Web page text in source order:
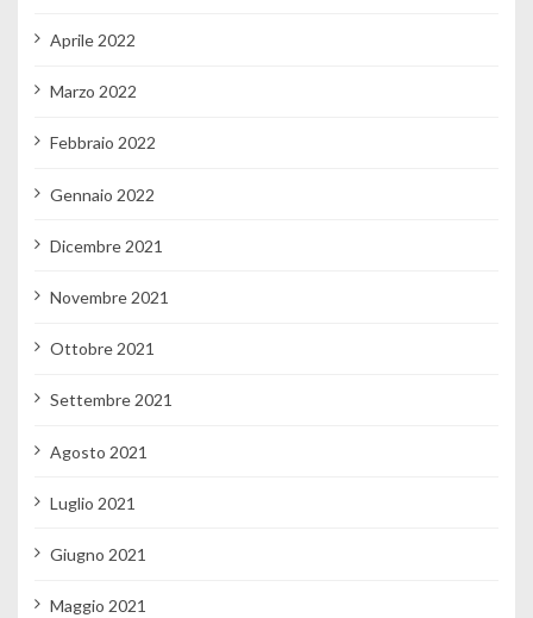
Aprile 2022
Marzo 2022
Febbraio 2022
Gennaio 2022
Dicembre 2021
Novembre 2021
Ottobre 2021
Settembre 2021
Agosto 2021
Luglio 2021
Giugno 2021
Maggio 2021